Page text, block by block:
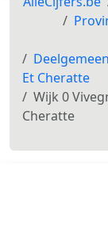
Et Cheratte
Wijk 0
Cheratte